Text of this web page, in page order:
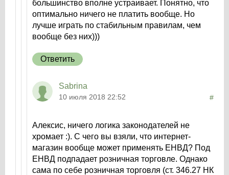
большинство вполне устраивает. Понятно, что
оптимально ничего не платить вообще. Но
лучше играть по стабильным правилам, чем
вообще без них)))
Ответить
Sabrina
10 июля 2018 22:52 #
Алексис, ничего логика законодателей не
хромает :). С чего вы взяли, что интернет-
магазин вообще может применять ЕНВД? Под
ЕНВД подпадает розничная торговле. Однако
сама по себе розничная торговля (ст. 346.27 НК